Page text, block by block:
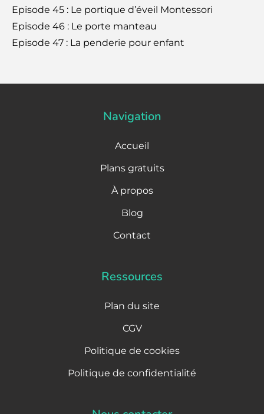
Episode 45 : Le portique d’éveil Montessori
Episode 46 : Le porte manteau
Episode 47 : La penderie pour enfant
Navigation
Accueil
Plans gratuits
À propos
Blog
Contact
Ressources
Plan du site
CGV
Politique de cookies
Politique de confidentialité